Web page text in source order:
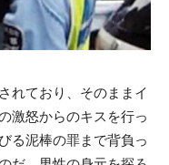
れており、そのままイ
激怒からのキスを行っ
る泥棒の罪まで背負っ